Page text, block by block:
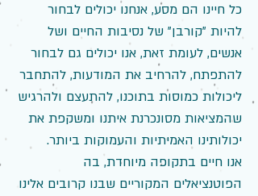
כל חיינו הם מסע, אנחנו יכולים לבחור
להיות "קורבן" של נסיבות החיים ושל
אנשים, לעומת זאת, אנו יכולים גם לבחור
להתפתח, להרחיב את המודעות, להתחבר
ליכולות כמוסות בתוכנו, להתעצם ולהרגיש
שהמציאות מסונכרנת איתנו ומשקפת את
יכולותינו האמיתיות והעמוקות ביותר.
אנו חיים בתקופה מיוחדת, בה
הפוטנציאלים המקוריים שבנו קרובים אלינו